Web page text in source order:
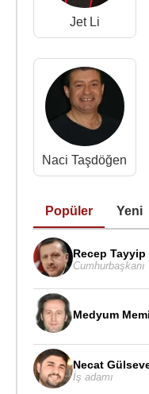
Jet Li
Naci Taşdöğen
Popüler Yeni
Recep
Cumhurbaşkanı
Medyum
Necat
İş adamı